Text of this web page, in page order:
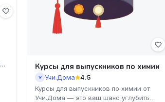
Курсы для выпускников по химии
У Учи.Дома
4.5
Курсы для выпускников по химии от
Учи.Дома — это ваш шанс углубить